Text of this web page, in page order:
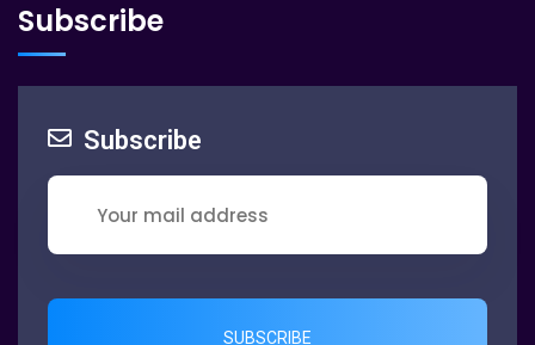
Subscribe
Subscribe
SUBSCRIBE